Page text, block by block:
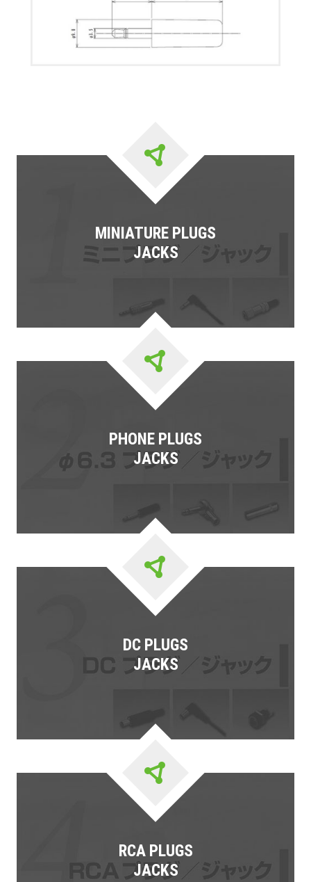
MINIATURE PLUGS
JACKS
PHONE PLUGS
JACKS
DC PLUGS
JACKS
RCA PLUGS
JACKS